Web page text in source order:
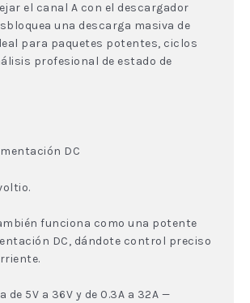
el canal A con el descargador
una descarga masiva de
para paquetes potentes, ciclos
profesional de estado de
DC
funciona como una potente
DC, dándote control preciso
de 5V a 36V y de 0.3A a 32A —